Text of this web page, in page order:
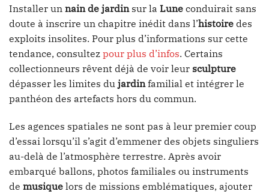
Installer un nain de jardinsur la Lune conduirait sans
doute à inscrire un chapitre inédit dans l’histoire des
exploits insolites. Pour plus d’informations sur cette
tendance, consultez pour plus d’infos. Certains
collectionneurs rêvent déjà de voir leur sculpture
dépasser les limites du jardinfamilial et intégrer le
panthéon des artefacts hors du commun.
Les agences spatiales ne sont pas à leur premier coup
d’essai lorsqu’il s’agit d’emmener des objets singuliers
au-delà de l’atmosphère terrestre. Après avoir
embarqué ballons, photos familiales ou instruments
de musique lors de missions emblématiques, ajouter